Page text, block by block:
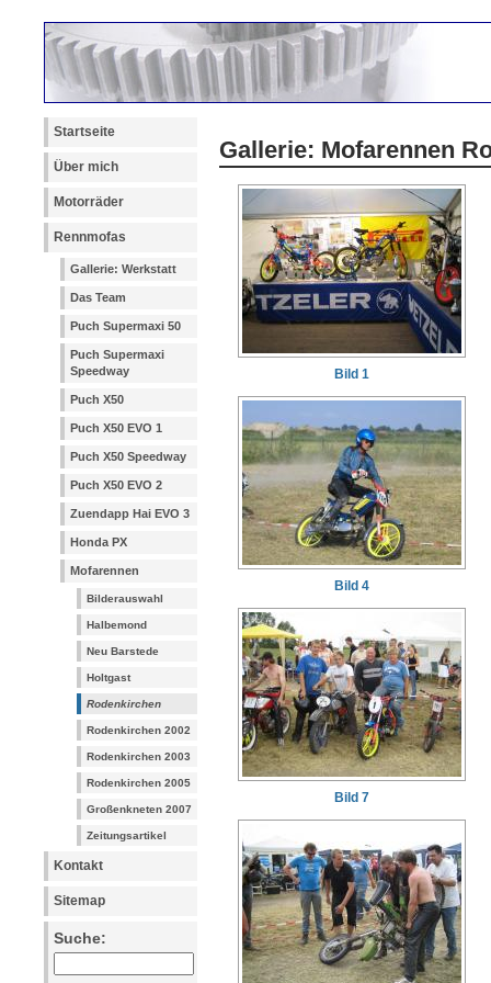
Startseite
Über mich
Motorräder
Rennmofas
Gallerie: Werkstatt
Das Team
Puch Supermaxi 50
Puch Supermaxi
Speedway
Puch X50
Puch X50 EVO 1
Puch X50 Speedway
Puch X50 EVO 2
Zuendapp Hai EVO 3
Honda PX
Mofarennen
Bilderauswahl
Halbemond
Neu Barstede
Holtgast
Rodenkirchen
Rodenkirchen 2002
Rodenkirchen 2003
Rodenkirchen 2005
Großenkneten 2007
Zeitungsartikel
Kontakt
Sitemap
Suche:
Gallerie: Mofarennen
Bild 1
Bild 4
Bild 7